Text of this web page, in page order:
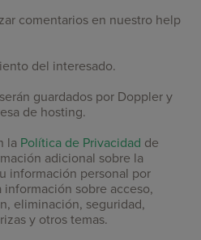
comentarios en nuestro help
del interesado.
guardados por Doppler y
de hosting.
la Política de Privacidad de
adicional sobre la
información personal por
sobre acceso,
eliminación, seguridad,
y otros temas.